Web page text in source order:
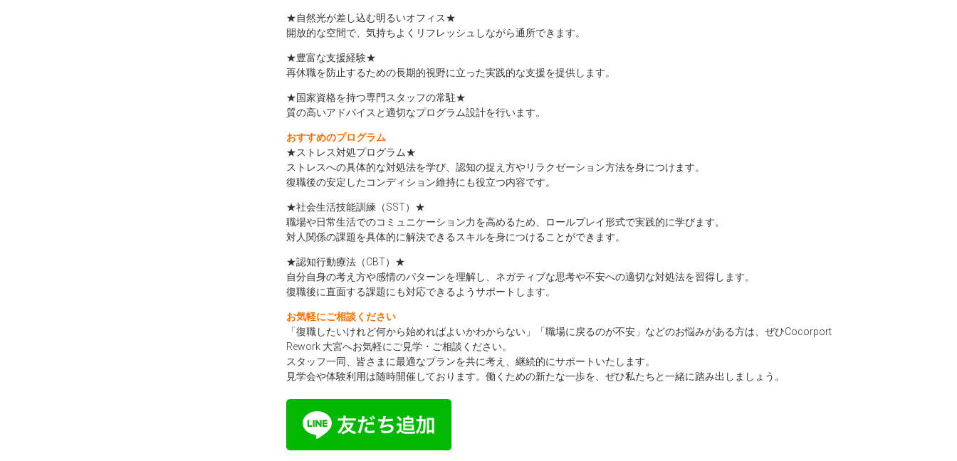
★自然光が差し込む明るいオフィス★
開放的な空間で、気持ちよくリフレッシュしながら通所できます。
★豊富な支援経験★
再休職を防止するための長期的視野に立った実践的な支援を提供します。
★国家資格を持つ専門スタッフの常駐★
質の高いアドバイスと適切なプログラム設計を行います。
おすすめのプログラム
★ストレス対処プログラム★
ストレスへの具体的な対処法を学び、認知の捉え方やリラクゼーション方法を身につけます。
復職後の安定したコンディション維持にも役立つ内容です。
★社会生活技能訓練（SST）★
職場や日常生活でのコミュニケーション力を高めるため、ロールプレイ形式で実践的に学びます。
対人関係の課題を具体的に解決できるスキルを身につけることができます。
★認知行動療法（CBT）★
自分自身の考え方や感情のパターンを理解し、ネガティブな思考や不安への適切な対処法を習得します。
復職後に直面する課題にも対応できるようサポートします。
お気軽にご相談ください
「復職したいけれど何から始めればよいかわからない」「職場に戻るのが不安」などのお悩みがある方は、ぜひCocorport
Rework 大宮へお気軽にご見学・ご相談ください。
スタッフ一同、皆さまに最適なプランを共に考え、継続的にサポートいたします。
見学会や体験利用は随時開催しております。働くための新たな一歩を、ぜひ私たちと一緒に踏み出しましょう。